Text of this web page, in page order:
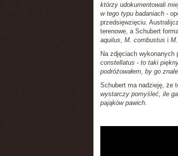
którzy udokumentowali
w tego typu badaniach-
przedsięwzięciu.
terenowe, a Schubert
aquilus, M. combustus i
Na zdjęciach wykonanych
constellatus - to taki
podróżowałem, by go
Schubert ma nadzieję, że
wystarczy pomyśleć, ile
pająków pawich.